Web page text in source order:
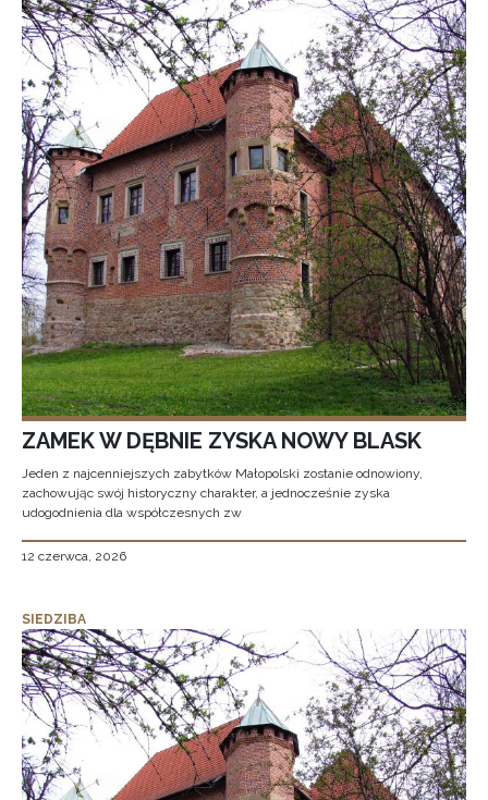
ZAMEK W DĘBNIE ZYSKA NOWY BLASK
Jeden z najcenniejszych zabytków Małopolski zostanie odnowiony,
zachowując swój historyczny charakter, a jednocześnie zyska
udogodnienia dla współczesnych zw
12 czerwca, 2026
SIEDZIBA